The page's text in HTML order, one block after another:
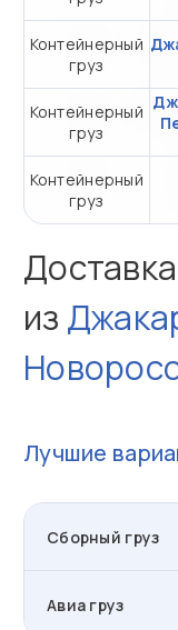
Контейнерный
груз
Контейнерный
груз
Контейнерный
груз
из
Лучшие
Сборный груз
Авиа груз